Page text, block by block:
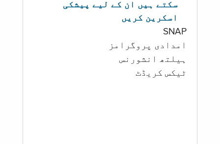
سکتے ہیں ان کے لیے پیشکی
اسکرین کریں
SNAP
امدادی پروگرامز
‏ہیلتھ انشورنس
ٹیکس کریڈٹ